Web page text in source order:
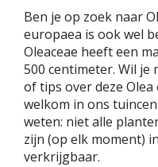
Ben je op zoek naar
europaea is ook wel
Oleaceae heeft een
500 centimeter. Wil
of tips over deze
welkom in ons
weten: niet alle
zijn (op elk moment)
verkrijgbaar.